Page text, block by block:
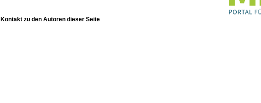
Kontakt zu den Autoren dieser Seite